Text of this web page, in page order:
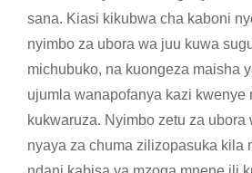
sana. Kiasi kikubwa cha kaboni
nyimbo za ubora wa juu kuwa
michubuko, na kuongeza maisha
ujumla wanapofanya kazi kwenye
kukwaruza. Nyimbo zetu za ubora
nyaya za chuma zilizopasuka kila